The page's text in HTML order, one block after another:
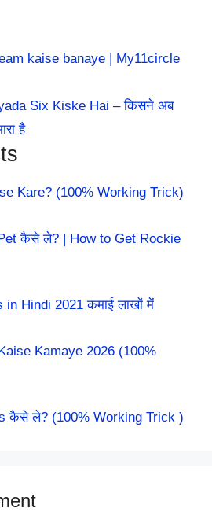
kaise banaye | My11circle
Six Kiske Hai – किसने अब
है
Kare? (100% Working Trick)
कैसे ले? | How to Get Rockie
Hindi 2021 कमाई लाखों में
Kamaye 2026 (100%
कैसे ले? (100% Working Trick )